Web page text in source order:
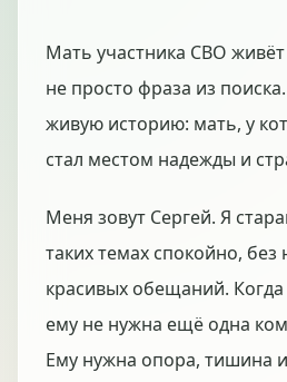
Мать участника СВО
не просто фраза из
живую историю: мать, у
стал местом надежды и
Меня зовут Сергей. Я
таких темах спокойно,
красивых обещаний.
ему не нужна ещё одна
Ему нужна опора, тишина